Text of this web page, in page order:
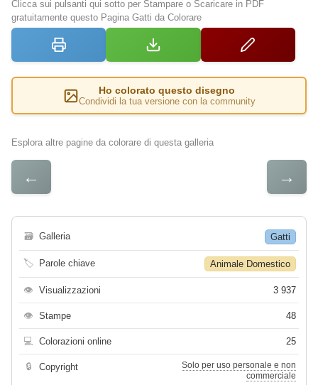
Clicca sui pulsanti qui sotto per Stampare o Scaricare in PDF
gratuitamente questo Pagina Gatti da Colorare
Ho colorato questo disegno
Condividi la tua versione con la community
Esplora altre pagine da colorare di questa galleria
← →
🗃 Galleria Gatti
🏷 Parole chiave Animale Domestico
👁 Visualizzazioni 3 937
👁 Stampe 48
💻 Colorazioni online 25
🔒 Copyright
Solo per uso personale e non
commerciale